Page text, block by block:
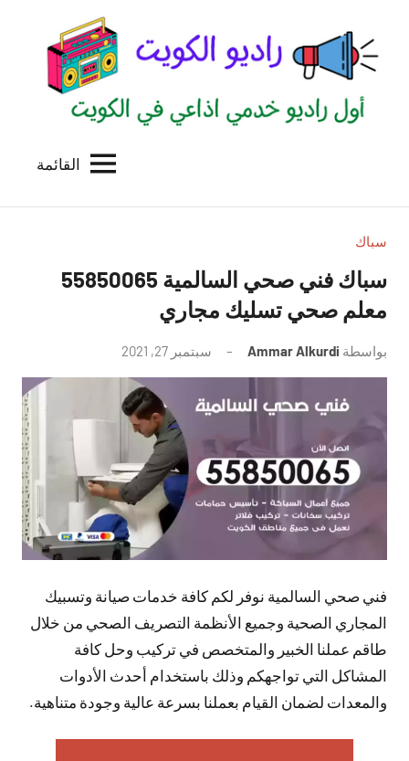
المحتوى
الكويت
للاعلانات
بالكويت
القائمة
سباك
سباك فني صحي السالمية 55850065
معلم صحي تسليك مجاري
بواسطة Ammar Alkurdi سبتمبر 27, 2021
توجد
فني صحي السالمية نوفر لكم كافة خدمات صيانة وتسبيك
المجاري الصحية وجميع الأنظمة التصريف الصحي من خلال
طاقم عملنا الخبير والمتخصص في تركيب وحل كافة
المشاكل التي تواجهكم وذلك باستخدام أحدث الأدوات
والمعدات لضمان القيام بعملنا بسرعة عالية وجودة متناهية.